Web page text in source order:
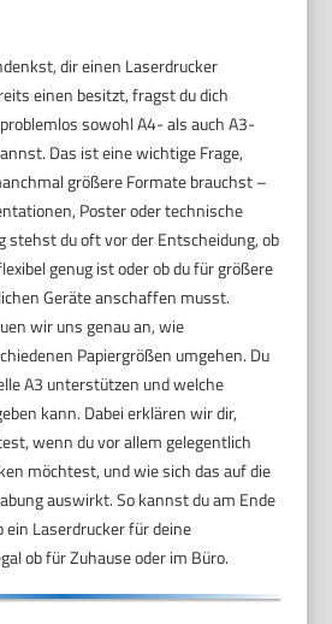
dir einen Laserdrucker
einen besitzt, fragst du dich
sowohl A4- als auch A3-
Das ist eine wichtige Frage,
größere Formate brauchst –
Poster oder technische
stehst du oft vor der Entscheidung, ob
genug ist oder ob du für größere
Geräte anschaffen musst.
wir uns genau an, wie
Papiergrößen umgehen. Du
A3 unterstützen und welche
kann. Dabei erklären wir dir,
wenn du vor allem gelegentlich
möchtest, und wie sich das auf die
auswirkt. So kannst du am Ende
Laserdrucker für deine
ob für Zuhause oder im Büro.